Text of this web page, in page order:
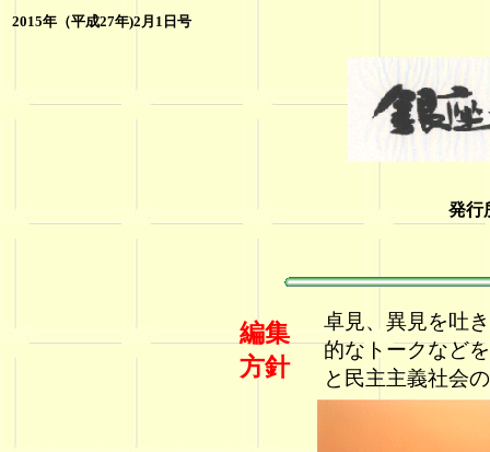
2015年（平成27年)2月1日号
発行
編集
方針
卓見、異見を吐
的なトークなど
と民主主義社会